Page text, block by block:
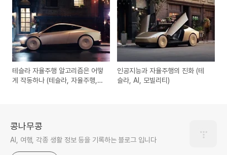
테슬라 자율주행 알고리즘은 어떻
게 작동하나 (테슬라, 자율주행,
인공지능과 자율주행의 진화 (테
슬라, AI, 모빌리티)
콩나무콩
AI, 여행, 각종 생활 정보 등을 기록하는 블로그 입니다